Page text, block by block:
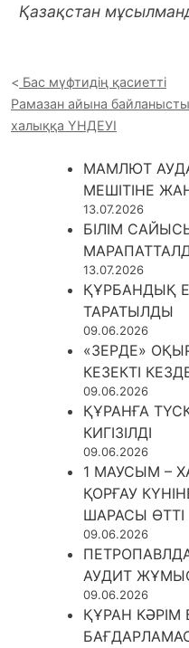
Қазақстан
Бас мүфтидің қасиетті
Рамазан айына байланысты
халыққа ҮНДЕУІ
МАМЛЮТ
МЕШІТІНЕ
13.07.2026
БІЛІМ
13.07.2026
ҚҰРБАНДЫҚ
ТАРАТЫЛДЫ
09.06.2026
«ЗЕРДЕ»
КЕЗЕКТІ
09.06.2026
ҚҰРАНҒА
КИГІЗІЛДІ
09.06.2026
1 МАУСЫМ –
ҚОРҒАУ
ШАРАСЫ ӨТТІ
09.06.2026
АУДИТ
09.06.2026
ҚҰРАН